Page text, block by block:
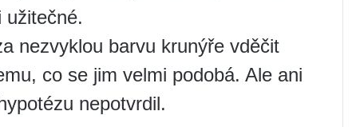
užitečné.
nezvyklou barvu krunýře vděčit
co se jim velmi podobá. Ale ani
nepotvrdil.